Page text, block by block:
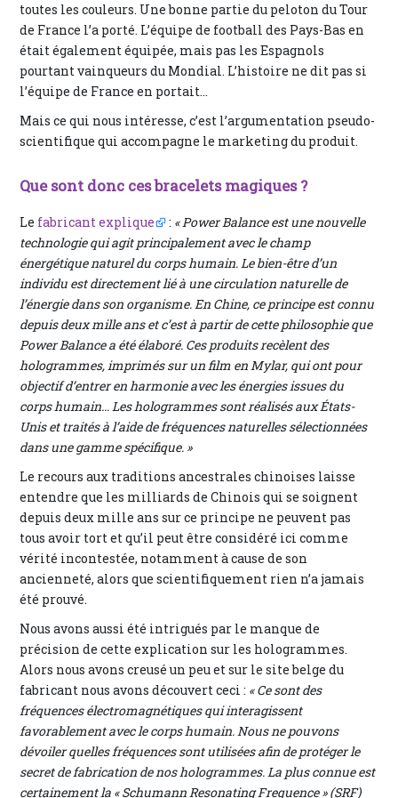
toutes les couleurs. Une bonne partie du peloton du Tour
de France l’a porté. L’équipe de football des Pays-Bas en
était également équipée, mais pas les Espagnols
pourtant vainqueurs du Mondial. L’histoire ne dit pas si
l’équipe de France en portait…
Mais ce qui nous intéresse, c’est l’argumentation pseudo-
scientifique qui accompagne le marketing du produit.
Que sont donc ces bracelets magiques ?
Le fabricant explique : « Power Balance est une nouvelle
technologie qui agit principalement avec le champ
énergétique naturel du corps humain. Le bien-être d’un
individu est directement lié à une circulation naturelle de
l’énergie dans son organisme. En Chine, ce principe est connu
depuis deux mille ans et c’est à partir de cette philosophie que
Power Balance a été élaboré. Ces produits recèlent des
hologrammes, imprimés sur un film en Mylar, qui ont pour
objectif d’entrer en harmonie avec les énergies issues du
corps humain… Les hologrammes sont réalisés aux États-
Unis et traités à l’aide de fréquences naturelles sélectionnées
dans une gamme spécifique. »
Le recours aux traditions ancestrales chinoises laisse
entendre que les milliards de Chinois qui se soignent
depuis deux mille ans sur ce principe ne peuvent pas
tous avoir tort et qu’il peut être considéré ici comme
vérité incontestée, notamment à cause de son
ancienneté, alors que scientifiquement rien n’a jamais
été prouvé.
Nous avons aussi été intrigués par le manque de
précision de cette explication sur les hologrammes.
Alors nous avons creusé un peu et sur le site belge du
fabricant nous avons découvert ceci : « Ce sont des
fréquences électromagnétiques qui interagissent
favorablement avec le corps humain. Nous ne pouvons
dévoiler quelles fréquences sont utilisées afin de protéger le
secret de fabrication de nos hologrammes. La plus connue est
certainement la « Schumann Resonating Frequence » (SRF)